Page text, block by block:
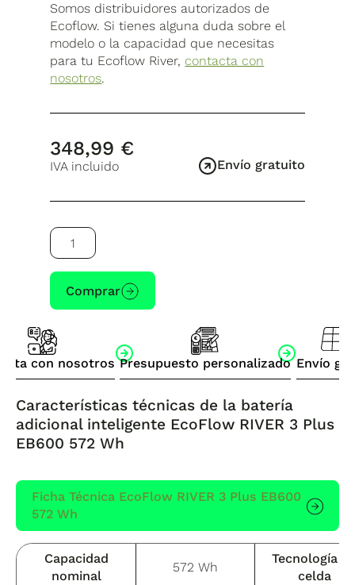
Somos distribuidores autorizados de
Ecoflow. Si tienes alguna duda sobre el
modelo o la capacidad que necesitas
para tu Ecoflow River, contacta con
nosotros.
348,99 €
IVA incluido Envío gratuito
Batería
adicional
inteligente
EcoFlow
RIVER
Plus
EB600
cantidad
Comprar
con nosotros Presupuesto personalizado Envío
Características técnicas de la batería
adicional inteligente EcoFlow RIVER 3 Plus
EB600 572 Wh
Ficha Técnica EcoFlow RIVER 3 Plus EB600
572 Wh
Capacidad
nominal
572 Wh
Tecnología
celda